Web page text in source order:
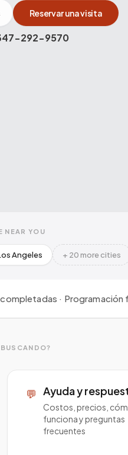
Reservar una visita
292-9570
NEAR YOU
Angeles + 20 more cities
· Programación
💬 Ayuda y
Costos, precios,
funciona y preguntas
frecuentes